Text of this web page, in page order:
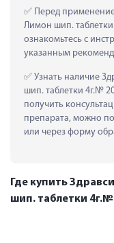
Перед
Лимон шип.
ознакомьтесь с
указанным
Узнать наличие
шип. таблетки 4г.№
получить
препарата, можно
или через форму
Где купить
шип. таблетки